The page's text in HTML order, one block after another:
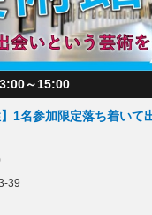
～15:00
】1名参加限定落ち着いて
39